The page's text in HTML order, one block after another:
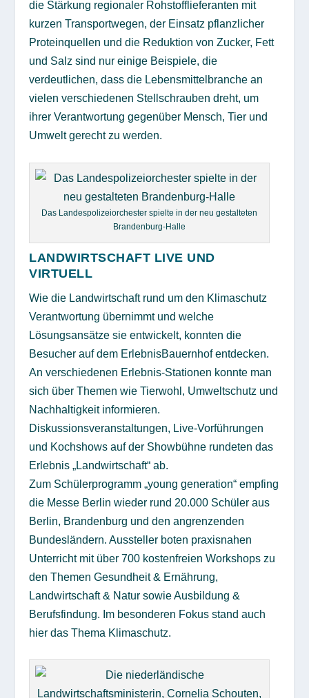
die Stärkung regionaler Rohstofflieferanten mit
kurzen Transportwegen, der Einsatz pflanzlicher
Proteinquellen und die Reduktion von Zucker, Fett
und Salz sind nur einige Beispiele, die
verdeutlichen, dass die Lebensmittelbranche an
vielen verschiedenen Stellschrauben dreht, um
ihrer Verantwortung gegenüber Mensch, Tier und
Umwelt gerecht zu werden.
Das Landespolizeiorchester spielte in der neu gestalteten
Brandenburg-Halle
LANDWIRTSCHAFT LIVE UND
VIRTUELL
Wie die Landwirtschaft rund um den Klimaschutz
Verantwortung übernimmt und welche
Lösungsansätze sie entwickelt, konnten die
Besucher auf dem ErlebnisBauernhof entdecken.
An verschiedenen Erlebnis-Stationen konnte man
sich über Themen wie Tierwohl, Umweltschutz und
Nachhaltigkeit informieren.
Diskussionsveranstaltungen, Live-Vorführungen
und Kochshows auf der Showbühne rundeten das
Erlebnis „Landwirtschaft“ ab.
Zum Schülerprogramm „young generation“ empfing
die Messe Berlin wieder rund 20.000 Schüler aus
Berlin, Brandenburg und den angrenzenden
Bundesländern. Aussteller boten praxisnahen
Unterricht mit über 700 kostenfreien Workshops zu
den Themen Gesundheit & Ernährung,
Landwirtschaft & Natur sowie Ausbildung &
Berufsfindung. Im besonderen Fokus stand auch
hier das Thema Klimaschutz.